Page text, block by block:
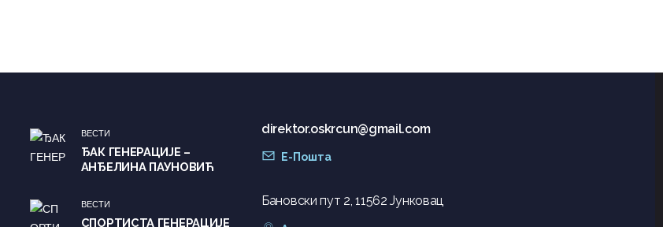
ВЕСТИ
ЂАК ГЕНЕРАЦИЈЕ –
АНЂЕЛИНА ПАУНОВИЋ
ВЕСТИ
СПОРТИСТА ГЕНЕРАЦИЈЕ
direktor.oskrcun@gmail.com
Е-Пошта
Бановски пут 2, 11562 Јунковац